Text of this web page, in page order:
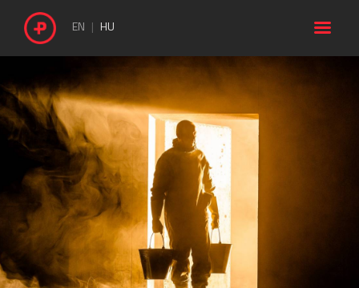
EN HU 